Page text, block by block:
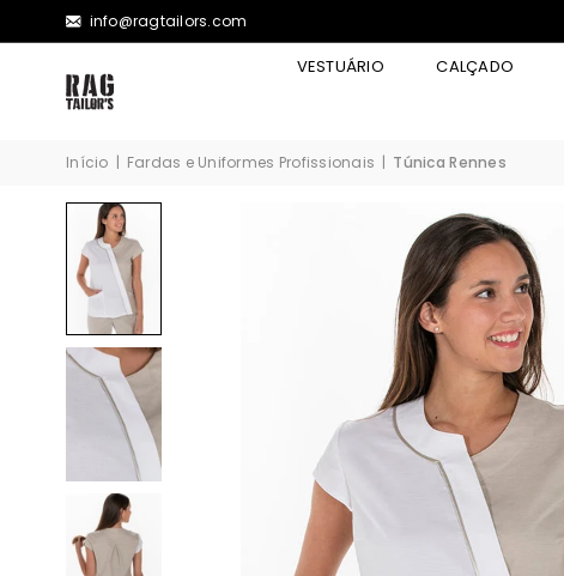
info@ragtailors.com
VESTUÁRIO CALÇADO
Início | Fardas e Uniformes Profissionais | Túnica Rennes